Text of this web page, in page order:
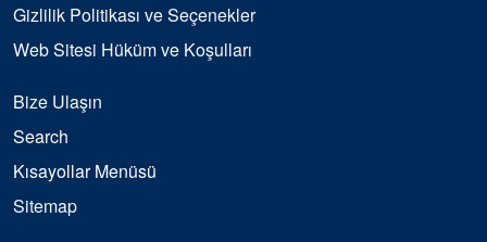
Gizlilik Politikası ve Seçenekler
Web Sitesi Hüküm ve Koşulları
Bize Ulaşın
Search
Kısayollar Menüsü
Sitemap